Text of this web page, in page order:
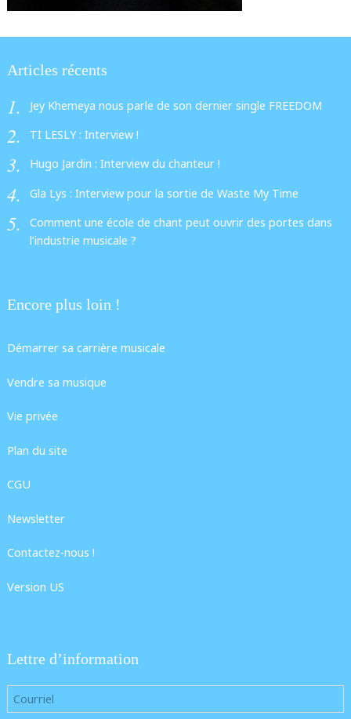
Articles récents
Jey Khemeya nous parle de son dernier single FREEDOM
TI LESLY : Interview !
Hugo Jardin : Interview du chanteur !
Gla Lys : Interview pour la sortie de Waste My Time
Comment une école de chant peut ouvrir des portes dans
l’industrie musicale ?
Encore plus loin !
Démarrer sa carrière musicale
Vendre sa musique
Vie privée
Plan du site
CGU
Newsletter
Contactez-nous !
Version US
Lettre d’information